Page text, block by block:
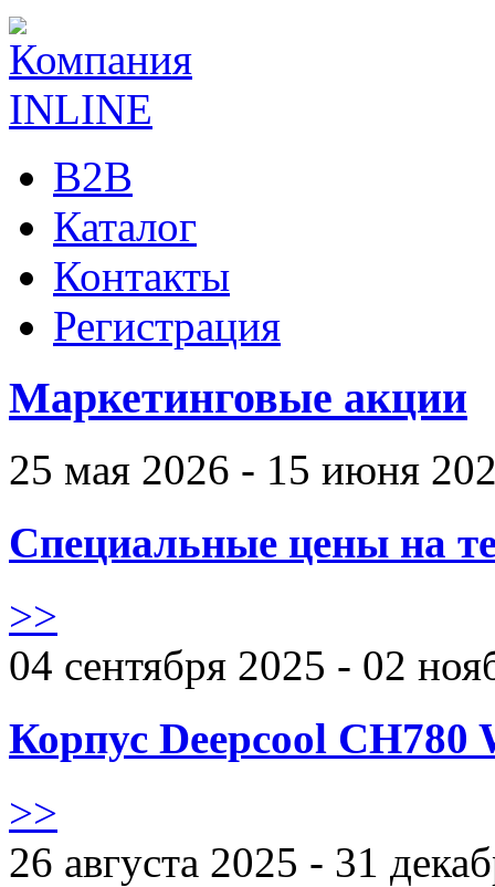
B2B
Каталог
Контакты
Регистрация
Маркетинговые акции
25 мая 2026 - 15 июня
Специальные цены на
>>
04 сентября 2025 - 02
Корпус Deepcool CH780
>>
26 августа 2025 - 31